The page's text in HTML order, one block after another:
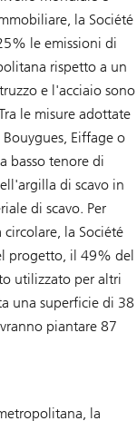
la Société
le emissioni di
rispetto a un
e l'acciaio sono
le misure adottate
Eiffage o
basso tenore di
di scavo in
di scavo. Per
la Société
progetto, il 49% del
utilizzato per altri
una superficie di 38
piantare 87
la